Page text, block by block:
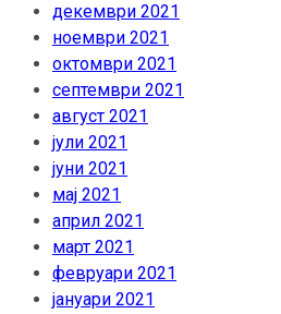
декември 2021
ноември 2021
октомври 2021
септември 2021
август 2021
јули 2021
јуни 2021
мај 2021
април 2021
март 2021
февруари 2021
јануари 2021